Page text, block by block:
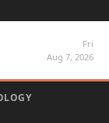
Fri
Aug 7, 2026